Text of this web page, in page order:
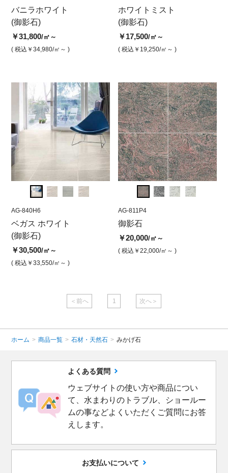
バニラホワイト
(御影石)
￥31,800/㎡～
( 税込￥34,980/㎡～ )
バニラホワイト ファース
トチョイス
￥31,800/㎡
( 税込￥34,980/㎡ )
ホワイトミスト ファース
トチョイス 本磨き
￥30,500 /㎡
( 税込￥33,550 /㎡ )
ホワイトミスト
(御影石)
￥17,500/㎡～
( 税込￥19,250/㎡～ )
AG-840H6
ベガス ホワイト
(御影石)
￥30,500/㎡～
( 税込￥33,550/㎡～ )
AG-840H6
ベガス ホワイト 水磨き
￥30,500/㎡
( 税込￥33,550/㎡ )
AG-842P6
コロニアル ホワイト 本磨
き
￥33,000 /㎡
( 税込￥36,300 /㎡ )
AG-811P4
御影石
￥20,000/㎡～
( 税込￥22,000/㎡～ )
＜前へ 1 次へ＞
ホーム > 商品一覧 > 石材・天然石 > みかげ石
よくある質問
ウェブサイトの使い方や商品につい
て、水まわりのトラブル、ショールー
ムの事などよくいただくご質問にお答
えします。
お支払いについて